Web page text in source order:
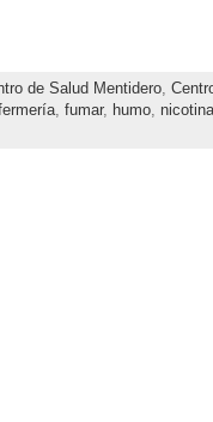
de Salud Mentidero,
, fumar, humo, nicotina